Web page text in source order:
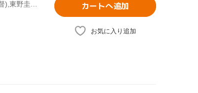
カートへ追加
お気に入り追加